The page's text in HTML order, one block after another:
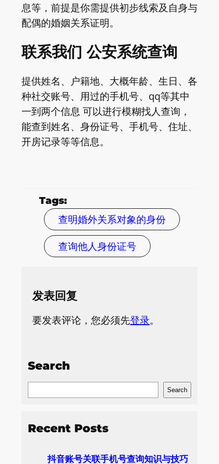
息等，前提是你需提供初步线索及自身与
配偶的婚姻关系证明。
联系我们 公安系统查询
提供姓名、户籍地、大概年龄、生日、各
种社交账号、用过的手机号、qq等其中
一到两个信息 可以进行模糊找人查询，
能查到姓名、身份证号、手机号、住址、
开房记录等等信息。
Tags:
查明婚外关系对象的身份
查询他人身份证号
发表回复
要发表评论，您必须先登录。
Search
r
Search
Recent Posts
抖音账号关联手机号查询知识与技巧